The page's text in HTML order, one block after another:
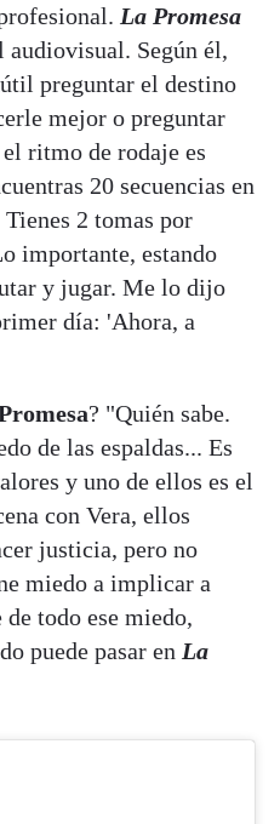
La Promesa
audiovisual. Según él,
preguntar el destino
mejor o preguntar
ritmo de rodaje es
20 secuencias en
2 tomas por
importante, estando
y jugar. Me lo dijo
día: 'Ahora, a
? "Quién sabe.
de las espaldas... Es
y uno de ellos es el
con Vera, ellos
justicia, pero no
miedo a implicar a
todo ese miedo,
puede pasar en La